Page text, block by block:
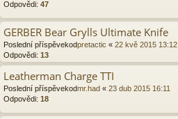
Odpovědi: 47
GERBER Bear Grylls Ultimate Knife
Poslední příspěvekodpretactic « 22 kvě 2015 13:12
Odpovědi: 13
Leatherman Charge TTI
Poslední příspěvekodmr.had « 23 dub 2015 16:11
Odpovědi: 18